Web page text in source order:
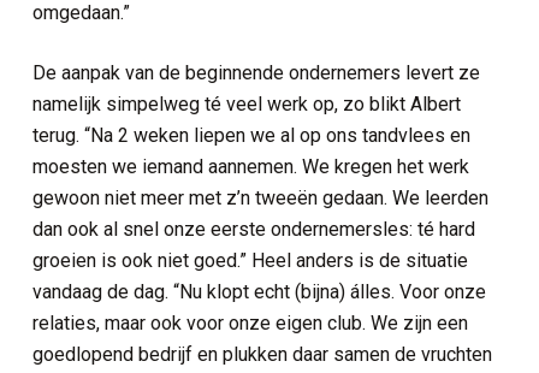
omgedaan.”
De aanpak van de beginnende ondernemers levert ze
namelijk simpelweg té veel werk op, zo blikt Albert
terug. “Na 2 weken liepen we al op ons tandvlees en
moesten we iemand aannemen. We kregen het werk
gewoon niet meer met z’n tweeën gedaan. We leerden
dan ook al snel onze eerste ondernemersles: té hard
groeien is ook niet goed.” Heel anders is de situatie
vandaag de dag. “Nu klopt echt (bijna) álles. Voor onze
relaties, maar ook voor onze eigen club. We zijn een
goedlopend bedrijf en plukken daar samen de vruchten